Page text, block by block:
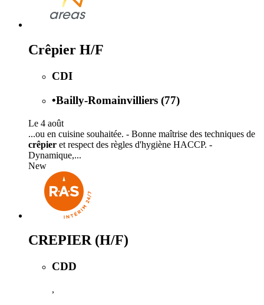
Crêpier H/F
CDI
•Bailly-Romainvilliers (77)
Le 4 août
...ou en cuisine souhaitée. - Bonne maîtrise des techniques de
crêpier et respect des règles d'hygiène HACCP. -
Dynamique,...
New
CREPIER (H/F)
CDD
,